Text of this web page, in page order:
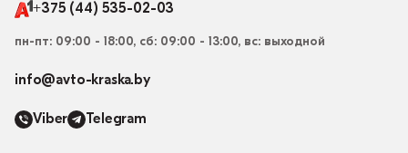
+375 (44) 535-02-03
пн-пт: 09:00 - 18:00, сб: 09:00 - 13:00, вс: выходной
info@avto-kraska.by
Viber Telegram